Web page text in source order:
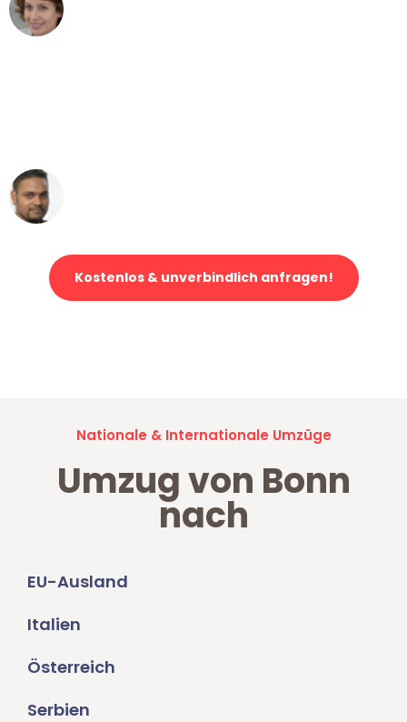
Kostenlos & unverbindlich anfragen!
Nationale & Internationale Umzüge
Umzug von Bonn
nach
EU-Ausland
Italien
Österreich
Serbien